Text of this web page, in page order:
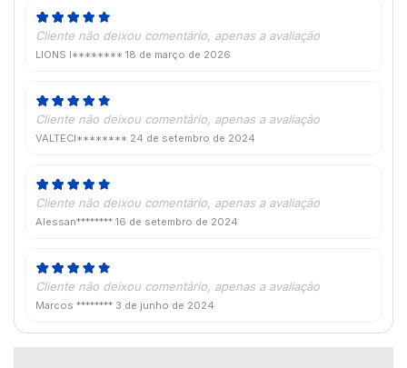
Cliente não deixou comentário, apenas a avaliação
LIONS I******** 18 de março de 2026
Cliente não deixou comentário, apenas a avaliação
VALTECI******** 24 de setembro de 2024
Cliente não deixou comentário, apenas a avaliação
Alessan******** 16 de setembro de 2024
Cliente não deixou comentário, apenas a avaliação
Marcos ******** 3 de junho de 2024